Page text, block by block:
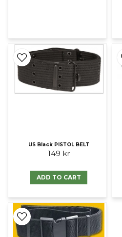
US Black PISTOL BELT
149 kr
ADD TO CART